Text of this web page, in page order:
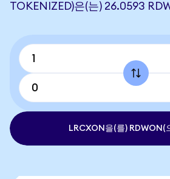
TOKENIZED)은(는) 26.0593
LRCXON을(를) RDWON(